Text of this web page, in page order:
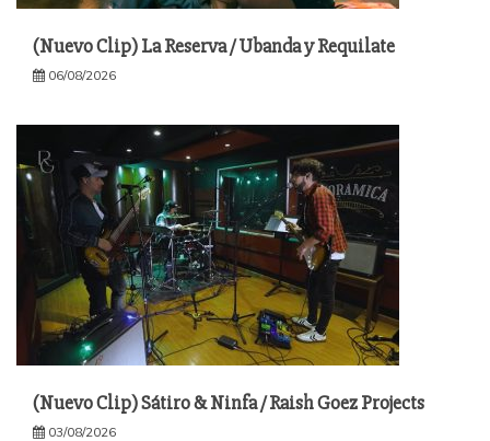
(Nuevo Clip) La Reserva / Ubanda y Requilate
06/08/2026
(Nuevo Clip) Sátiro & Ninfa / Raish Goez Projects
03/08/2026